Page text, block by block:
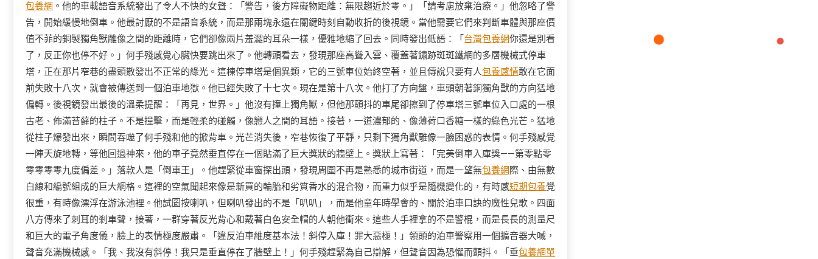
包養網 。他的車載語音系統發出了令人不快的女聲：「警告，後方障礙物距離：無限趨近於零。」「請考慮放棄治療。」他忽略了警
告，開始緩慢地倒車。他最討厭的不是語音系統，而是那兩塊永遠在關鍵時刻自動收折的後視鏡。當他需要它們來判斷車體與那座價
值不菲的銅製獨角獸雕像之間的距離時，它們卻像兩片羞澀的耳朵一樣，優雅地縮了回去。同時發出低語：「 台灣包養網你還是別看
了，反正你也停不好。」何手殘感覺心臟快要跳出來了。他轉頭看去，發現那座高聳入雲、覆蓋著鏽跡斑斑鐵網的多層機械式停車
塔，正在那片窄巷的盡頭散發出不正常的綠光。這棟停車塔是個異類，它的三號車位始終空著，並且傳說只要有人包養感情敢在它面
前失敗十八次，就會被傳送到一個泊車地獄。他已經失敗了十七次。現在是第十八次。他打了方向盤，車頭朝著銅獨角獸的方向猛地
偏轉。後視鏡發出最後的溫柔提醒：「再見，世界。」他沒有撞上獨角獸，但他那顫抖的車尾卻擦到了停車塔三號車位入口處的一根
古老、佈滿苔蘚的柱子。不是撞擊，而是輕柔的碰觸，像戀人之間的耳語。接著，一道濃郁的、像薄荷口香糖一樣的綠色光芒。猛地
從柱子爆發出來，瞬間吞噬了何手殘和他的掀背車。光芒消失後，窄巷恢復了平靜，只剩下獨角獸雕像一臉困惑的表情。何手殘感覺
一陣天旋地轉，等他回過神來，他的車子竟然垂直停在一個貼滿了巨大獎狀的牆壁上。獎狀上寫著：「完美倒車入庫獎——第零點零
零零零零九度偏差。」落款人是「倒車王」。他趕緊從車窗探出頭，發現周圍不再是熟悉的城市街道，而是一望無包養網 際、由無數
白線和編號組成的巨大網格。這裡的空氣聞起來像是新買的輪胎和劣質香水的混合物，而重力似乎是隨機變化的，有時感短期包養覺
很重，有時像漂浮在游泳池裡。他試圖按喇叭，但喇叭發出的不是「叭叭」，而是他童年時學會的、關於泊車口訣的魔性兒歌。四面
八方傳來了刺耳的剎車聲，接著，一群穿著反光背心和戴著白色安全帽的人朝他衝來。這些人手裡拿的不是警棍，而是長長的測量尺
和巨大的電子角度儀，臉上的表情極度嚴肅。「違反泊車維度基本法！斜停入庫！罪大惡極！」領頭的泊車警察用一個擴音器大喊，
聲音充滿機械感。「我、我沒有斜停！我只是垂直停在了牆壁上！」何手殘趕緊為自己辯解，但聲音因為恐懼而顫抖。「垂包養網單